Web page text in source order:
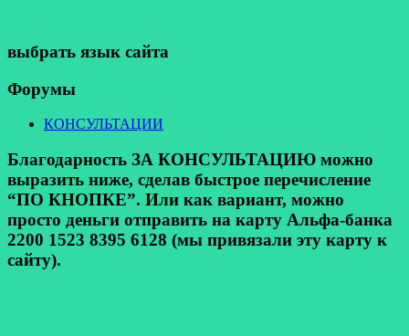
выбрать язык сайта
Форумы
КОНСУЛЬТАЦИИ
Благодарность ЗА КОНСУЛЬТАЦИЮ можно
выразить ниже, сделав быстрое перечисление
“ПО КНОПКЕ”. Или как вариант, можно
просто деньги отправить на карту Альфа-банка
2200 1523 8395 6128 (мы привязали эту карту к
сайту).